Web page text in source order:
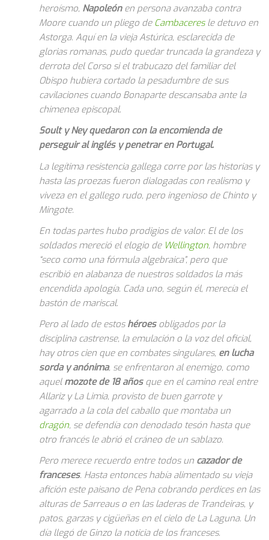
heroísmo, Napoleónen persona avanzaba contra
Moore cuando un pliego de Cambaceresle detuvo en
Astorga. Aquí en la vieja Astúrica, esclarecida de
glorias romanas, pudo quedar truncada la grandeza y
derrota del Corso si el trabucazo del familiar del
Obispo hubiera cortado la pesadumbre de sus
cavilaciones cuando Bonaparte descansaba ante la
chimenea episcopal.
Soult y Ney quedaron con la encomienda de
perseguir al inglés y penetrar en Portugal.
La legítima resistencia gallega corre por las historias y
hasta las proezas fueron dialogadas con realismo y
viveza en el gallego rudo, pero ingenioso de Chinto y
Mingote.
En todas partes hubo prodigios de valor. El de los
soldados mereció el elogio de Wellington, hombre
“seco como una fórmula algebraica”, pero que
escribió en alabanza de nuestros soldados la más
encendida apología. Cada uno, según él, merecía el
bastón de mariscal.
Pero al lado de estos héroesobligados por la
disciplina castrense, la emulación o la voz del oficial,
hay otros cien que en combates singulares, en lucha
sorda y anónima, se enfrentaron al enemigo, como
aquel mozote de 18 añosque en el camino real entre
Allariz y La Limia, provisto de buen garrote y
agarrado a la cola del caballo que montaba un
dragón, se defendía con denodado tesón hasta que
otro francés le abrió el cráneo de un sablazo.
Pero merece recuerdo entre todos un cazador de
franceses. Hasta entonces había alimentado su vieja
afición este paisano de Pena cobrando perdices en las
alturas de Sarreaus o en las laderas de Trandeiras, y
patos, garzas y cigüeñas en el cielo de La Laguna. Un
día llegó de Ginzo la noticia de los franceses.